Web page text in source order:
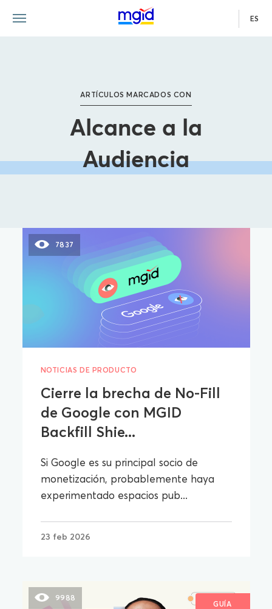
ES
ARTÍCULOS MARCADOS CON
Alcance a la
Audiencia
7837
NOTICIAS DE PRODUCTO
Cierre la brecha de No-Fill
de Google con MGID
Backfill Shie...
Si Google es su principal socio de
monetización, probablemente haya
experimentado espacios pub...
23 feb 2026
9988
GUÍA